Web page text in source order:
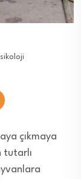
çıkmaya
tutarlı